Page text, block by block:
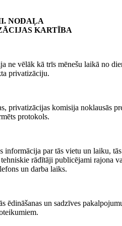
NODAĻA
KARTĪBA
ne vēlāk kā trīs mēnešu laikā no
privatizāciju.
privatizācijas komisija noklausās
protokols.
informācija par tās vietu un laiku,
rādītāji publicējami rajona
un darba laiks.
ēdināšanas un sadzīves